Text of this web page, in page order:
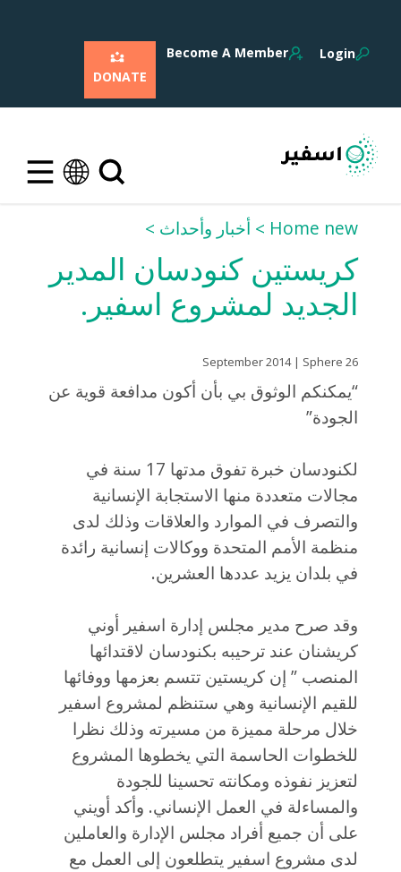
Login
Become A Member
DONATE
Home new أخبار وأحداث
كريستين كنودسان المدير
الجديد لمشروع اسفير.
26 September 2014 | Sphere
“يمكنكم الوثوق بي بأن أكون مدافعة قوية عن
الجودة”
لكنودسان خبرة تفوق مدتها 17 سنة في
مجالات متعددة منها الاستجابة الإنسانية
والتصرف في الموارد والعلاقات وذلك لدى
منظمة الأمم المتحدة ووكالات إنسانية رائدة
في بلدان يزيد عددها العشرين.
وقد صرح مدير مجلس إدارة اسفير أوني
كريشنان عند ترحيبه بكنودسان لاقتدائها
المنصب ” إن كريستين تتسم بعزمها ووفائها
للقيم الإنسانية وهي ستنظم لمشروع اسفير
خلال مرحلة مميزة من مسيرته وذلك نظرا
للخطوات الحاسمة التي يخطوها المشروع
لتعزيز نفوذه ومكانته تحسينا للجودة
والمساءلة في العمل الإنساني. وأكد أويني
على أن جميع أفراد مجلس الإدارة والعاملين
لدى مشروع اسفير يتطلعون إلى العمل مع